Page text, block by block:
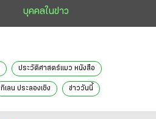
บุคคลในข่าว
ประวัติศาสตร์แมว หนังสือ
กิเลน ประลองเชิง ข่าววันนี้